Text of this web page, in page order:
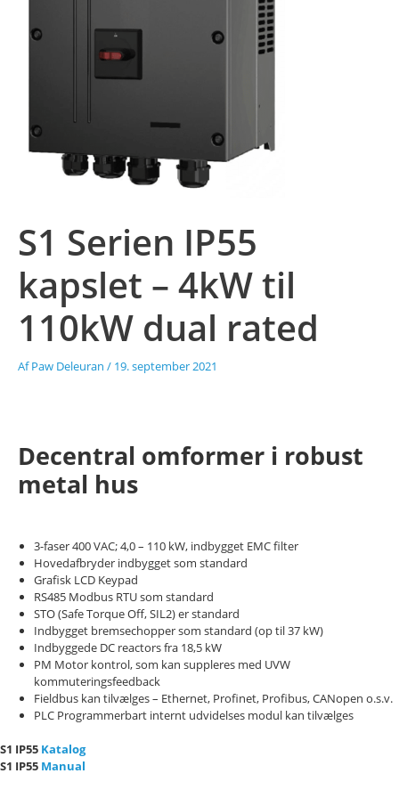
S1 Serien IP55
kapslet – 4kW til
110kW dual rated
AfPaw Deleuran / 19. september 2021
Decentral omformer i robust
metal hus
3-faser 400 VAC; 4,0 – 110 kW, indbygget EMC filter
Hovedafbryder indbygget som standard
Grafisk LCD Keypad
RS485 Modbus RTU som standard
STO (Safe Torque Off, SIL2) er standard
Indbygget bremsechopper som standard (op til 37 kW)
Indbyggede DC reactors fra 18,5 kW
PM Motor kontrol, som kan suppleres med UVW
kommuteringsfeedback
Fieldbus kan tilvælges – Ethernet, Profinet, Profibus, CANopen o.s.v.
PLC Programmerbart internt udvidelses modul kan tilvælges
S1 IP55 Katalog
S1 IP55 Manual